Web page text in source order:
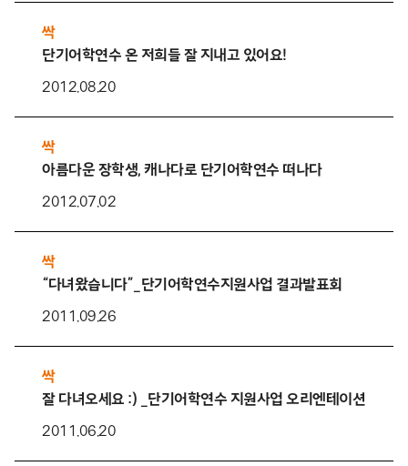
싹
단기어학연수 온 저희들 잘 지내고 있어요!
2012.08.20
싹
아름다운 장학생, 캐나다로 단기어학연수 떠나다
2012.07.02
싹
“다녀왔습니다”_단기어학연수지원사업 결과발표회
2011.09.26
싹
잘 다녀오세요 :) _단기어학연수 지원사업 오리엔테이션 뒷이
2011.06.20